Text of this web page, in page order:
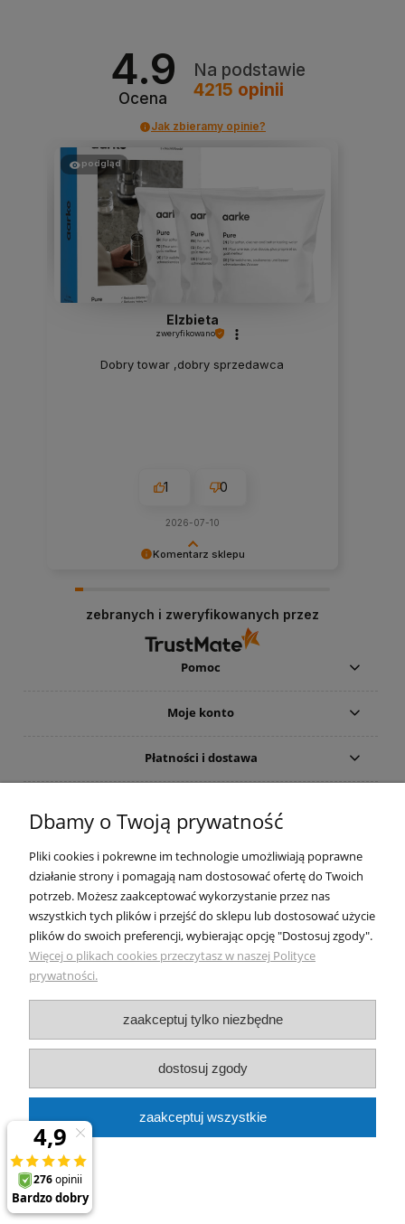
4.9
Ocena
Na podstawie
4215 opinii
Jak zbieramy opinie?
Komentarz sklepu
że jesteśmy na właściwym torze :) Z
www.najlepszefiltry.pl
podgląd
Elzbieta
zweryfikowano
Dobry towar ,dobry sprzedawca
1 0
2026-07-10
zebranych i zweryfikowanych przez
Pomoc
Moje konto
Płatności i dostawa
O nas
Skuteczneoczyszczacze powietrza, najlepszefiltry do
wody,dystrybutory wody,zmiękczacze wody. Nasze
Bluewater
Miraqua, PHILIPS,Coway,Ecowater,BWT,
BRITA,AQUAPHOR
Aarke,Ecosoft,Wessper.
Showroom: Bielsko-Biała ul. Krakowska 367. Telefony:
510189899, 510189889.
Dbamy o Twoją prywatność
Pliki cookies i pokrewne im technologie umożliwiają poprawne
działanie strony i pomagają nam dostosować ofertę do Twoich
potrzeb. Możesz zaakceptować wykorzystanie przez nas
wszystkich tych plików i przejść do sklepu lub dostosować użycie
plików do swoich preferencji, wybierając opcję "Dostosuj zgody".
Więcej o plikach cookies przeczytasz w naszej Polityce
prywatności.
zaakceptuj tylko niezbędne
dostosuj zgody
zaakceptuj wszystkie